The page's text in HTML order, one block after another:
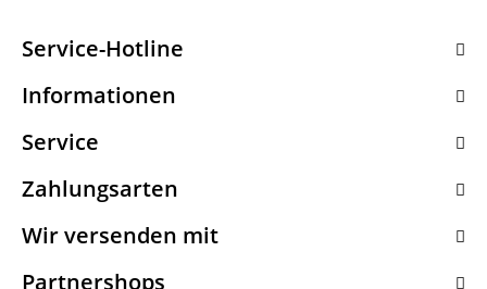
Service-Hotline
Informationen
Service
Zahlungsarten
Wir versenden mit
Partnershops